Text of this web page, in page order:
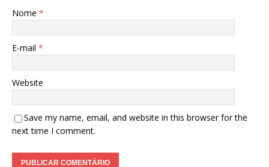
Nome *
E-mail *
Website
Save my name, email, and website in this browser for the
next time I comment.